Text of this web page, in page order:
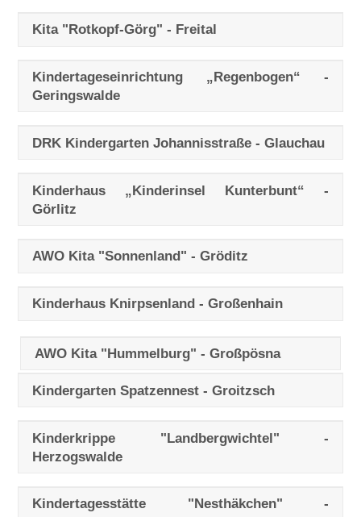
Kita "Rotkopf-Görg" - Freital
Kindertageseinrichtung „Regenbogen“ -
Geringswalde
DRK Kindergarten Johannisstraße - Glauchau
Kinderhaus „Kinderinsel Kunterbunt“ -
Görlitz
AWO Kita "Sonnenland" - Gröditz
Kinderhaus Knirpsenland - Großenhain
AWO Kita "Hummelburg" - Großpösna
Kindergarten Spatzennest - Groitzsch
Kinderkrippe "Landbergwichtel" -
Herzogswalde
Kindertagesstätte "Nesthäkchen" -